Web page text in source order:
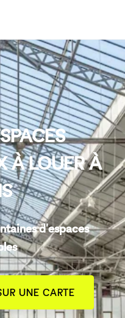
À LOUER À
d'espaces
UNE CARTE